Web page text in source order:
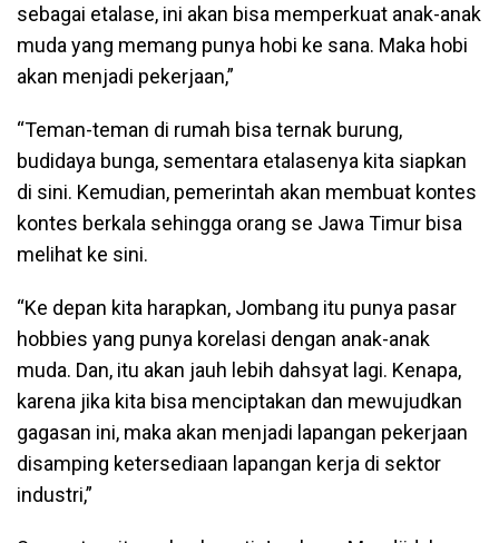
sebagai etalase, ini akan bisa memperkuat anak-anak
muda yang memang punya hobi ke sana. Maka hobi
akan menjadi pekerjaan,”
“Teman-teman di rumah bisa ternak burung,
budidaya bunga, sementara etalasenya kita siapkan
di sini. Kemudian, pemerintah akan membuat kontes
kontes berkala sehingga orang se Jawa Timur bisa
melihat ke sini.
“Ke depan kita harapkan, Jombang itu punya pasar
hobbies yang punya korelasi dengan anak-anak
muda. Dan, itu akan jauh lebih dahsyat lagi. Kenapa,
karena jika kita bisa menciptakan dan mewujudkan
gagasan ini, maka akan menjadi lapangan pekerjaan
disamping ketersediaan lapangan kerja di sektor
industri,”